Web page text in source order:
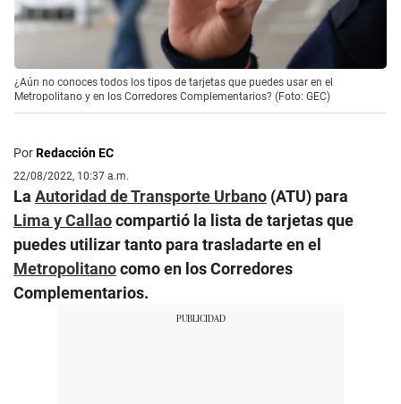
¿Aún no conoces todos los tipos de tarjetas que puedes usar en el
Metropolitano y en los Corredores Complementarios? (Foto: GEC)
PorRedacción EC
22/08/2022, 10:37 a.m.
La Autoridad de Transporte Urbano (ATU) para
Lima y Callaocompartió la lista de tarjetas que
puedes utilizar tanto para trasladarte en el
Metropolitanocomo en los Corredores
Complementarios.